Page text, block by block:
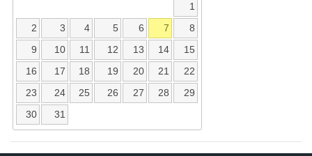
1
2
3 4 5 6 7
8
9
10 11 12 13 14
15
16
17 18 19 20 21
22
23
24 25 26 27 28
29
30
31